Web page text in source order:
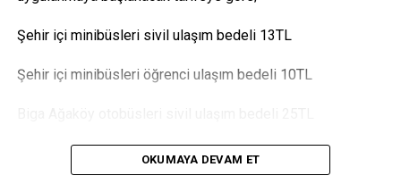
Şehir içi minibüsleri sivil ulaşım bedeli 13TL
Şehir içi minibüsleri öğrenci ulaşım bedeli 10TL
Biga Ağaköy otobüsleri öğrenci ulaşım bedeli 18TL olarak
belirlendi.
OKUMAYA DEVAM ET